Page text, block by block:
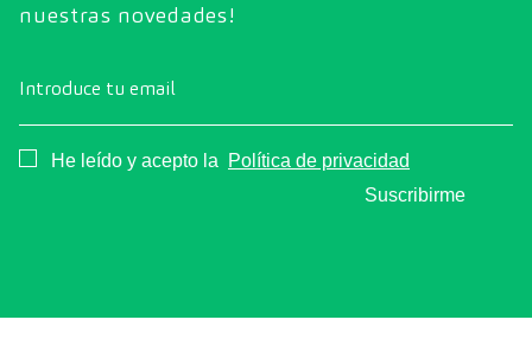
nuestras novedades!
Introduce tu email
Consentimiento
He leído y acepto la
Política de privacidad
Suscribirme